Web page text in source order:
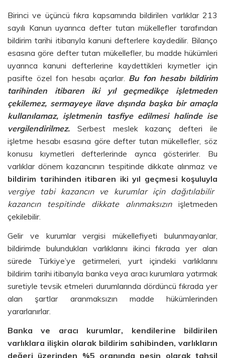
Birinci ve üçüncü fıkra kapsamında bildirilen varlıklar 213
sayılı Kanun uyarınca defter tutan mükellefler tarafından
bildirim tarihi itibarıyla kanuni defterlere kaydedilir. Bilanço
esasına göre defter tutan mükellefler, bu madde hükümleri
uyarınca kanuni defterlerine kaydettikleri kıymetler için
pasifte özel fon hesabı açarlar. Bu fon hesabı bildirim
tarihinden itibaren iki yıl geçmedikçe işletmeden
çekilemez, sermayeye ilave dışında başka bir amaçla
kullanılamaz, işletmenin tasfiye edilmesi halinde ise
vergilendirilmez. Serbest meslek kazanç defteri ile
işletme hesabı esasına göre defter tutan mükellefler, söz
konusu kıymetleri defterlerinde ayrıca gösterirler. Bu
varlıklar dönem kazancının tespitinde dikkate alınmaz ve
bildirim tarihinden itibaren iki yıl geçmesi koşuluyla
vergiye tabi kazancın ve kurumlar için dağıtılabilir
kazancın tespitinde dikkate alınmaksızınişletmeden
çekilebilir.
Gelir ve kurumlar vergisi mükellefiyeti bulunmayanlar,
bildirimde bulundukları varlıklarını ikinci fıkrada yer alan
sürede Türkiye’ye getirmeleri, yurt içindeki varlıklarını
bildirim tarihi itibarıyla banka veya aracı kurumlara yatırmak
suretiyle tevsik etmeleri durumlarında dördüncü fıkrada yer
alan şartlar aranmaksızın madde hükümlerinden
yararlanırlar.
Banka ve aracı kurumlar, kendilerine bildirilen
varlıklara ilişkin olarak bildirim sahibinden, varlıkların
değeri üzerinden %5 oranında peşin olarak tahsil